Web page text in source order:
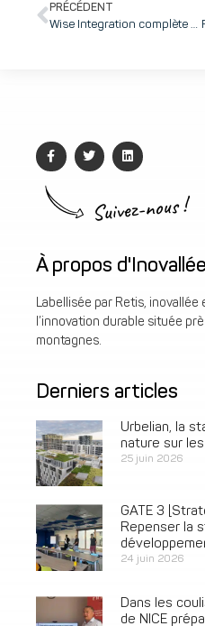
PRÉCÉDENT
Wise Integration complète son tour de table de série B avec Applied Ventures et ITIC Taiwan pour accélérer le développement de sa technologie et ouvre une filiale à Hong Kong
Suivez-nous !
À propos d'Inovallée
Labellisée par Retis,
l’innovation durable située
montagnes.
Derniers articles
Urbelian, la
nature sur
25 juin 2026
GATE 3
Repenser la
24 juin 2026
Dans les
de NICE